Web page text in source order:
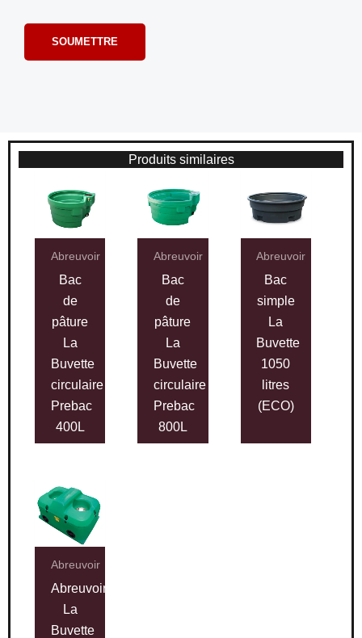
Produits similaires
Abreuvoir
Bac
de
pâture
La
Buvette
circulaire
Prebac
400L
Abreuvoir
Bac
de
pâture
La
Buvette
circulaire
Prebac
800L
Abreuvoir
Bac
simple
La
Buvette
1050
litres
(ECO)
Abreuvoir
Abreuvoir
La
Buvette